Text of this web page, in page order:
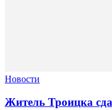
Новости
Житель Троицка